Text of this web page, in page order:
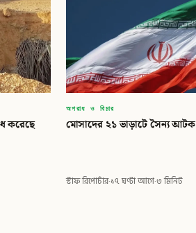
করেছে
অপরাধ ও বিচার
মোসাদের ২১ ভাড়াটে সৈন্য আটক
স্টাফ রিপোর্টার·১৭ ঘণ্টা আগে·৩ মিনিট